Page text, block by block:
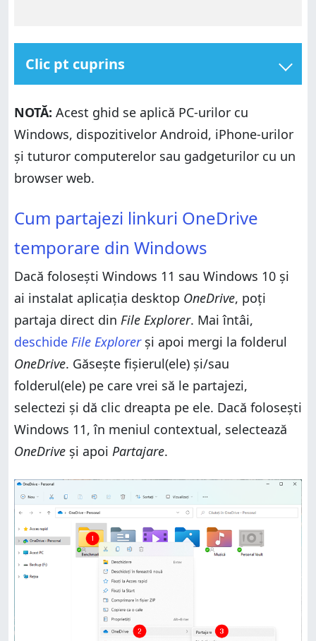
Clic pt cuprins
Windows
Cum partajezi linkuri OneDrive temporare de pe
Android
Cum partajezi linkuri OneDrive temporare de pe
iPhone
Folosești linkuri temporare în OneDrive?
NOTĂ: Acest ghid se aplică PC-urilor cu
Windows, dispozitivelor Android, iPhone-urilor
și tuturor computerelor sau gadgeturilor cu un
browser web.
Windows
Android
iPhone
Cum partajezi linkuri OneDrive temporare dintr-un
browser web
Folosești linkuri temporare în OneDrive?
Cum partajezi linkuri OneDrive
temporare din Windows
Dacă folosești Windows 11 sau Windows 10 și
ai instalat aplicația desktop OneDrive, poți
partaja direct din File Explorer. Mai întâi,
deschide File Explorerși apoi mergi la folderul
OneDrive. Găsește fișierul(ele) și/sau
folderul(ele) pe care vrei să le partajezi,
selectezi și dă clic dreapta pe ele. Dacă folosești
Windows 11, în meniul contextual, selectează
OneDrive și apoi Partajare.